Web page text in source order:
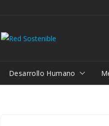
Desarrollo Humano